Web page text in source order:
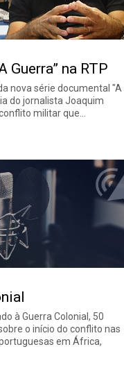
Guerra” na RTP
nova série documental "A
do jornalista Joaquim
militar que…
à Guerra Colonial, 50
o início do conflito nas
em África,